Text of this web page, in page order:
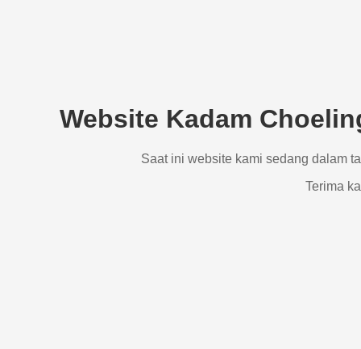
Website Kadam
Saat ini website kami sedang dalam
Terima